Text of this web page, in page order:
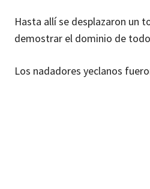
Hasta allí se desplazaron un
demostrar el dominio de
Los nadadores yeclanos